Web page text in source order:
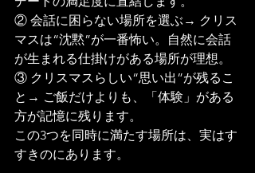
② 会話に困らない場所を選ぶ→ クリス
マスは“沈黙”が一番怖い。自然に会話
が生まれる仕掛けがある場所が理想。
③ クリスマスらしい“思い出”が残るこ
と→ ご飯だけよりも、「体験」がある
方が記憶に残ります。
この3つを同時に満たす場所は、実はす
すきのにあります。